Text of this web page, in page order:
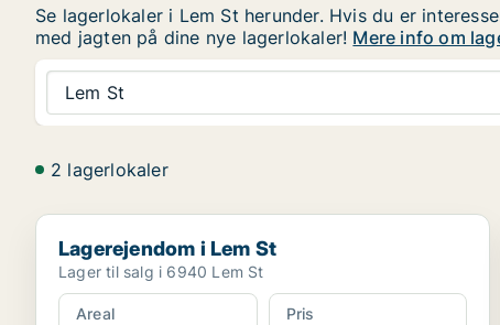
Se lagerlokaler i Lem St herunder. Hvis du er
med jagten på dine nye lagerlokaler! Mere info om
Lem St
2 lagerlokaler
Lagerejendom i Lem St
Lagerejendom i Lem St
Lager til salg i 6940 Lem St
Areal
Pris